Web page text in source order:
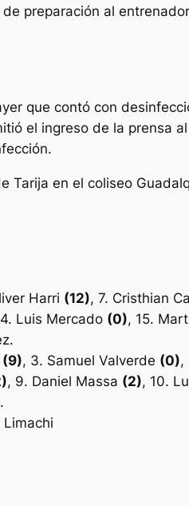
preparación al
que contó con
el ingreso de la prensa
Tarija en el coliseo
Harri (12), 7. Cristhian
Luis Mercado (0), 15.
(9), 3. Samuel Valverde (0),
, 9. Daniel Massa (2), 10.
Limachi